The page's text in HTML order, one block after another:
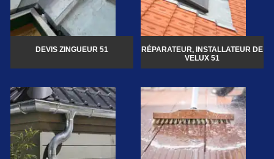
DEVIS ZINGUEUR 51
RÉPARATEUR, INSTALLATEUR DE
VELUX 51